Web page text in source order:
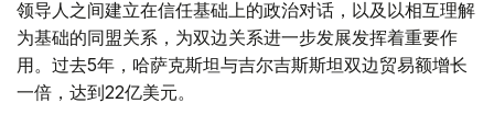
领导人之间建立在信任基础上的政治对话，以及以相互理解
为基础的同盟关系，为双边关系进一步发展发挥着重要作
用。过去5年，哈萨克斯坦与吉尔吉斯斯坦双边贸易额增长
一倍，达到22亿美元。